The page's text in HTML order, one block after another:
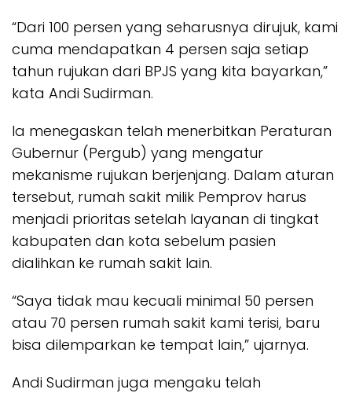
“Dari 100 persen yang seharusnya dirujuk, kami
cuma mendapatkan 4 persen saja setiap
tahun rujukan dari BPJS yang kita bayarkan,”
kata Andi Sudirman.
Ia menegaskan telah menerbitkan Peraturan
Gubernur (Pergub) yang mengatur
mekanisme rujukan berjenjang. Dalam aturan
tersebut, rumah sakit milik Pemprov harus
menjadi prioritas setelah layanan di tingkat
kabupaten dan kota sebelum pasien
dialihkan ke rumah sakit lain.
“Saya tidak mau kecuali minimal 50 persen
atau 70 persen rumah sakit kami terisi, baru
bisa dilemparkan ke tempat lain,” ujarnya.
Andi Sudirman juga mengaku telah